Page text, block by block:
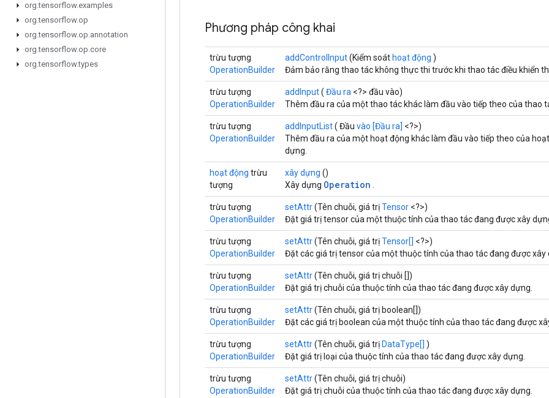
org.tensorflow.examples
org.tensorflow.op
org.tensorflow.op.annotation
org.tensorflow.op.core
org.tensorflow.types
Phương pháp công khai
trừu tượng
OperationBuilder
addControlInput(Kiểm soát hoạt động )
Đảm bảo rằng thao tác không thực thi trước khi thao tác điều khiển
trừu tượng
OperationBuilder
addInput( Đầu ra <?> đầu vào)
Thêm đầu ra của một thao tác khác làm đầu vào tiếp theo của thao
trừu tượng
OperationBuilder
addInputList( Đầu vào [Đầu ra] <?>)
Thêm đầu ra của một hoạt động khác làm đầu vào tiếp theo của
dựng.
hoạt động trừu
tượng
xây dựng ()
Xây dựng Operation
trừu tượng
OperationBuilder
setAttr(Tên chuỗi, giá trịTensor <?>)
Đặt giá trị tensor của một thuộc tính của thao tác đang được xây
trừu tượng
OperationBuilder
setAttr(Tên chuỗi, giá trịTensor[] <?>)
Đặt các giá trị tensor của một thuộc tính của thao tác đang được xây
trừu tượng
OperationBuilder
setAttr(Tên chuỗi, giá trị chuỗi [])
Đặt giá trị chuỗi của thuộc tính của thao tác đang được xây dựng.
trừu tượng
OperationBuilder
setAttr(Tên chuỗi, giá trị boolean[])
Đặt các giá trị boolean của một thuộc tính của thao tác đang được
trừu tượng
OperationBuilder
setAttr(Tên chuỗi, giá trị DataType[] )
Đặt giá trị loại của thuộc tính của thao tác đang được xây dựng.
trừu tượng
OperationBuilder
setAttr(Tên chuỗi, giá trị chuỗi)
Đặt giá trị chuỗi của thuộc tính của thao tác đang được xây dựng.